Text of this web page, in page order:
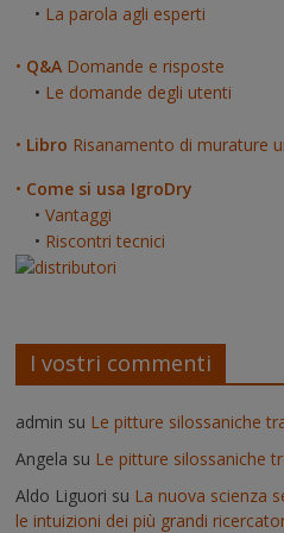
• La parola agli esperti
• Q&A Domande e risposte
• Le domande degli utenti
• Libro Risanamento di murature
• Come si usa IgroDry
•Vantaggi
• Riscontri tecnici
I vostri commenti
admin su Le pitture silossaniche
Angela su Le pitture silossaniche
Aldo Liguori su La nuova scienza
le intuizioni dei più grandi